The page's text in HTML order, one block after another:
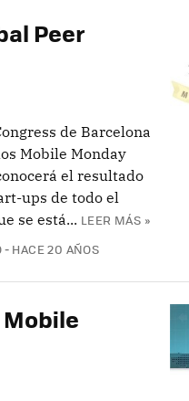
Peer
de Barcelona
Mobile Monday
el resultado
ups de todo el
se está... LEER MÁS »
HACE 20 AÑOS